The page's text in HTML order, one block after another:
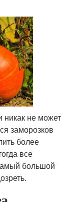
никак не может
заморозков
более
все
большой